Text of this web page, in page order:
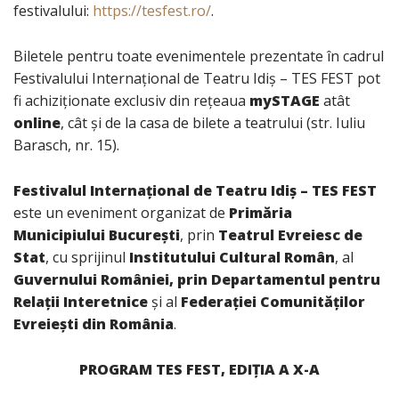
festivalului: https://tesfest.ro/.
Biletele pentru toate evenimentele prezentate în cadrul
Festivalului Internațional de Teatru Idiș – TES FEST pot
fi achiziționate exclusiv din rețeaua mySTAGE atât
online, cât și de la casa de bilete a teatrului (str. Iuliu
Barasch, nr. 15).
Festivalul Internațional de Teatru Idiș – TES FEST
este un eveniment organizat de Primăria
Municipiului București, prin Teatrul Evreiesc de
Stat, cu sprijinul Institutului Cultural Român, al
Guvernului României, prin Departamentul pentru
Relații Interetniceși al Federației Comunităților
Evreiești din România.
PROGRAM TES FEST, EDIȚIA A X-A